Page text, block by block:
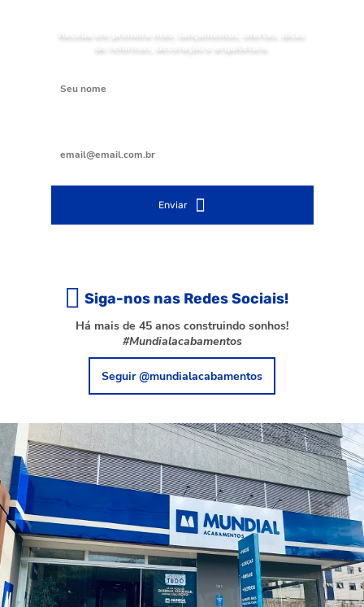
Receba em primeira mão, lançamentos, ofertas, dicas
de reformas, decoração e arquitetura.
Enviar
Siga-nos nas Redes Sociais!
Há mais de 45 anos construindo sonhos!
#Mundialacabamentos
Seguir @mundialacabamentos